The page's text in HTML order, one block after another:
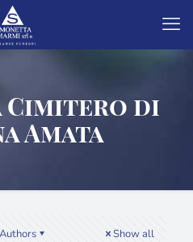
di
Amata
Authors Show all